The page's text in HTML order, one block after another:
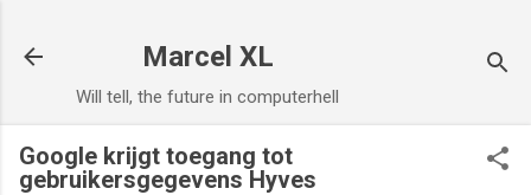
Marcel XL
Will tell, the future in computerhell
Google krijgt toegang tot
gebruikersgegevens Hyves